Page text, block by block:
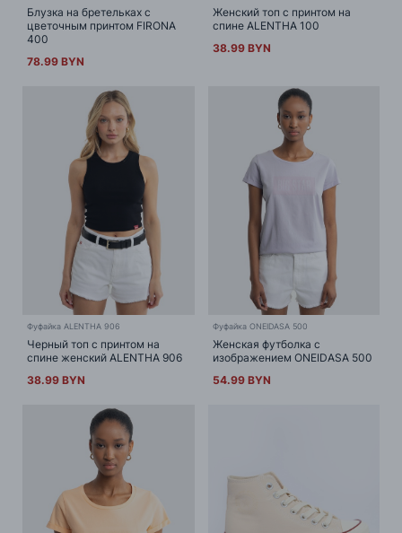
Блузка на бретельках с
цветочным принтом FIRONA
400
78.99 BYN
Женский топ с принтом на
спине ALENTHA 100
38.99 BYN
Фуфайка ALENTHA 906
Черный топ с принтом на
спине женский ALENTHA 906
38.99 BYN
Фуфайка ONEIDASA 500
Женская футболка с
изображением ONEIDASA 500
54.99 BYN